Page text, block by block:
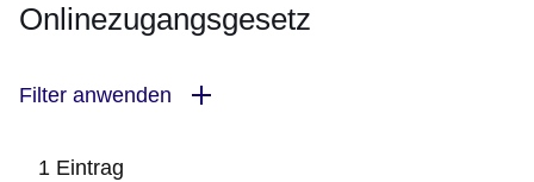
Onlinezugangsgesetz
Filter anwenden
1 Eintrag